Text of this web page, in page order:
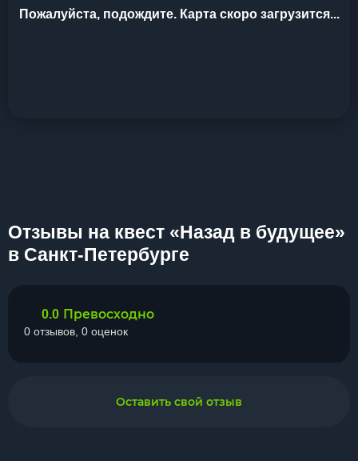
Пожалуйста, подождите. Карта скоро загрузится...
Отзывы на квест «Назад в будущее»
в Санкт-Петербурге
0.0 Превосходно
0 отзывов, 0 оценок
Оставить свой отзыв